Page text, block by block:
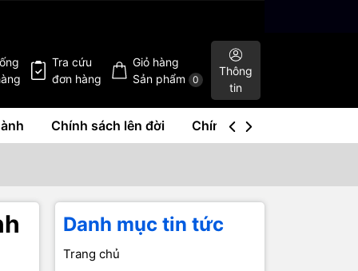
Tra cứu
đơn hàng
Giỏ hàng
Sản phẩm
0
Thông
tin
Chính sách lên đời Chính sách mua lại
Danh mục tin tức
Trang chủ